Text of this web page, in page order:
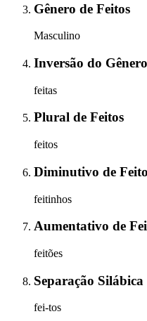
Gênero de Feitos
Masculino
Inversão do Gênero
feitas
Plural de Feitos
feitos
Diminutivo de
feitinhos
Aumentativo de
feitões
Separação Silábica
fei-tos